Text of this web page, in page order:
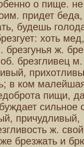
о пище. не
придет беда,
будешь
хоть
брезгунья ж.
брезгливец
в ком
пищи,
сильное
причудливый,
ж.
брезжать и